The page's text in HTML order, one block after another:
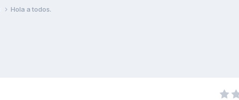
Hola a todos.